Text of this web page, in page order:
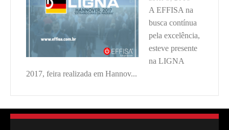
A EFFISA na
busca contínua
pela excelência,
esteve presente
na LIGNA
2017, feira realizada em Hannov...